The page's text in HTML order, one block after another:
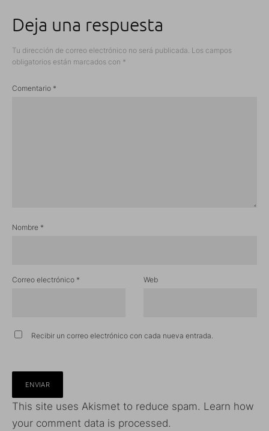
Deja una respuesta
Tu dirección de correo electrónico no será publicada. Los campos
obligatorios están marcados con *
Comentario *
Nombre *
Correo electrónico * Web
Recibir un correo electrónico con cada nueva entrada.
This site uses Akismet to reduce spam. Learn how
your comment data is processed.